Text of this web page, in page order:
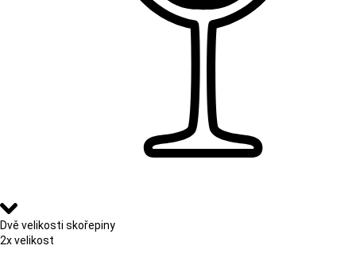
Dvě velikosti skořepiny
2x velikost